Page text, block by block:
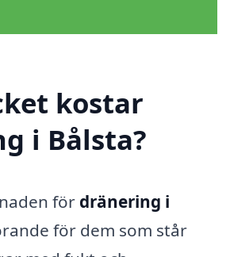
kostar
i Bålsta?
för dränering i
för dem som står